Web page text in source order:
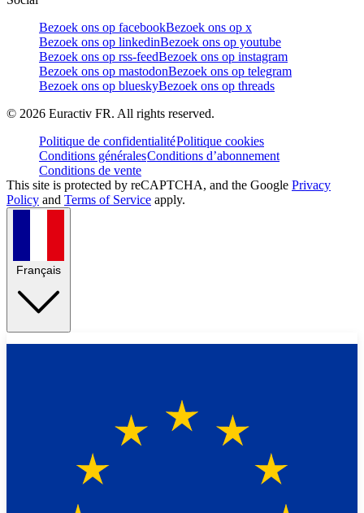
Bezoek ons op facebookBezoek ons op x
Bezoek ons op linkedinBezoek ons op youtube
Bezoek ons op rss-feedBezoek ons op instagram
Bezoek ons op mastodonBezoek ons op telegram
Bezoek ons op blueskyBezoek ons op threads
© 2026 Euractiv FR. All rights reserved.
Politique de confidentialitéPolitique cookies
Conditions généralesConditions d’abonnement
Conditions de vente
This site is protected by reCAPTCHA, and the Google Privacy
Policy and Terms of Service apply.
Français